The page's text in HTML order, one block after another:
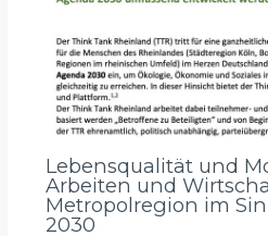
Lebensqualität und
Arbeiten und
Metropolregion im
2030